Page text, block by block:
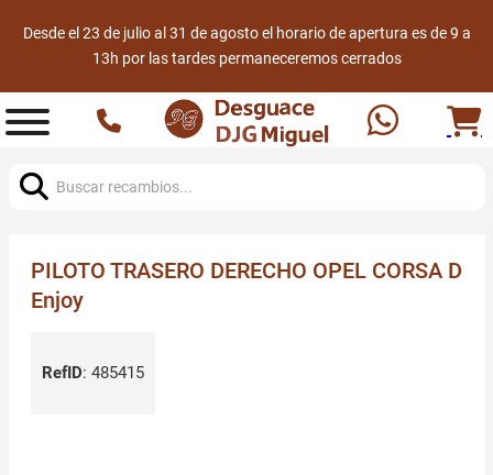
Desde el 23 de julio al 31 de agosto el horario de apertura es de 9 a
13h por las tardes permaneceremos cerrados
PILOTO TRASERO DERECHO OPEL CORSA D
Enjoy
RefID: 485415